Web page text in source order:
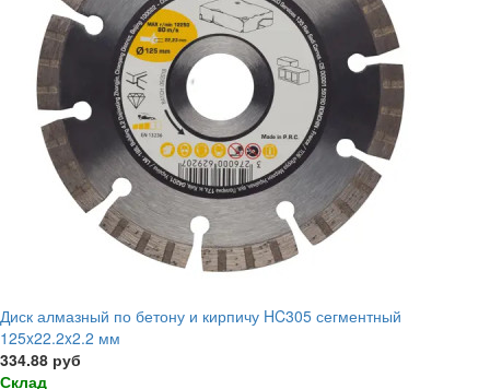
Диск алмазный по бетону и кирпичу HC305 сегментный
125x22.2x2.2 мм
334.88 руб
Склад